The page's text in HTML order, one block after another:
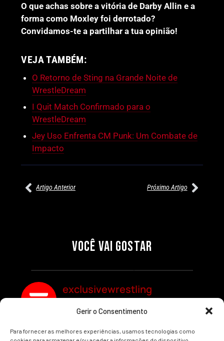
Gerir o Consentimento
Para fornecer as melhores experiências, usamos tecnologias como
O que achas sobre a vitória de Darby Allin e a
forma como Moxley foi derrotado?
Convidamos-te a partilhar a tua opinião!
VEJA TAMBÉM:
O Retorno de Sting na Grande Noite de
WrestleDream
I Quit Match Confirmado para o
WrestleDream
Jey Uso Enfrenta CM Punk: Um Combate de
Impacto
Artigo Anterior Próximo Artigo
VOCÊ VAI GOSTAR
SEGMENTOS A NÃO PERDER
Por exclusivewrestling
MUNDIAL FEMININO NA AEW
REDEMPTION
Por exclusivewrestling
exclusivewrestling
Ver mais Artigos